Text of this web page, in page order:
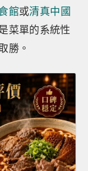
館或清真中國
菜單的系統性
勝。